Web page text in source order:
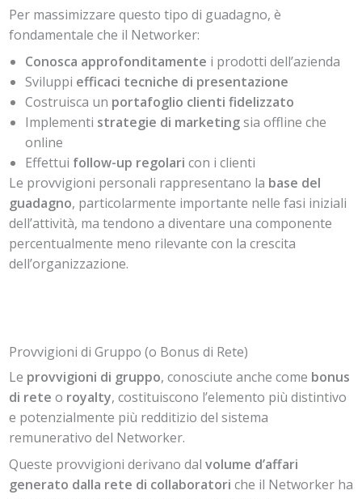
Per massimizzare questo tipo di guadagno, è
fondamentale che il Networker:
Conosca approfonditamente i prodotti dell’azienda
Sviluppi efficaci tecniche di presentazione
Costruisca un portafoglio clienti fidelizzato
Implementi strategie di marketingsia offline che
online
Effettui follow-up regolari con i clienti
Le provvigioni personali rappresentano la base del
guadagno, particolarmente importante nelle fasi iniziali
dell’attività, ma tendono a diventare una componente
percentualmente meno rilevante con la crescita
dell’organizzazione.
Provvigioni di Gruppo (o Bonus di Rete)
Le provvigioni di gruppo, conosciute anche come bonus
di rete o royalty, costituiscono l’elemento più distintivo
e potenzialmente più redditizio del sistema
remunerativo del Networker.
Queste provvigioni derivano dal volume d’affari
generato dalla rete di collaboratori che il Networker ha